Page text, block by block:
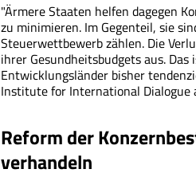
"Ärmere Staaten helfen dagegen
zu minimieren. Im Gegenteil, sie
Steuerwettbewerb zählen. Die
ihrer Gesundheitsbudgets aus.
Entwicklungsländer bisher
Institute for International Dialogue
Reform der
verhandeln